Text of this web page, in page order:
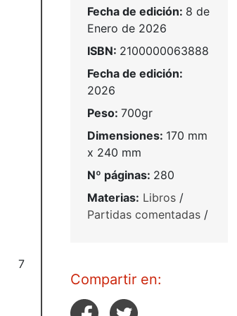
7
Fecha de edición: 8 de
Enero de 2026
ISBN: 2100000063888
Fecha de edición:
2026
Peso: 700gr
Dimensiones: 170 mm
x 240 mm
Nº páginas: 280
Materias: Libros /
Partidas comentadas /
Compartir en: